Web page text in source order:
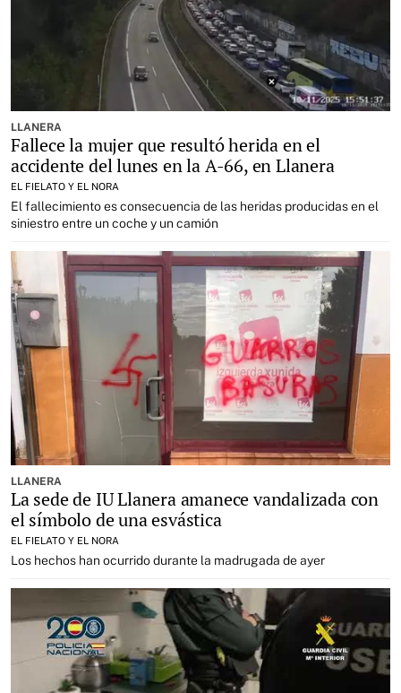
LLANERA
Fallece la mujer que resultó herida en el
accidente del lunes en la A-66, en Llanera
EL FIELATO Y EL NORA
El fallecimiento es consecuencia de las heridas producidas en el
siniestro entre un coche y un camión
LLANERA
La sede de IU Llanera amanece vandalizada con
el símbolo de una esvástica
EL FIELATO Y EL NORA
Los hechos han ocurrido durante la madrugada de ayer